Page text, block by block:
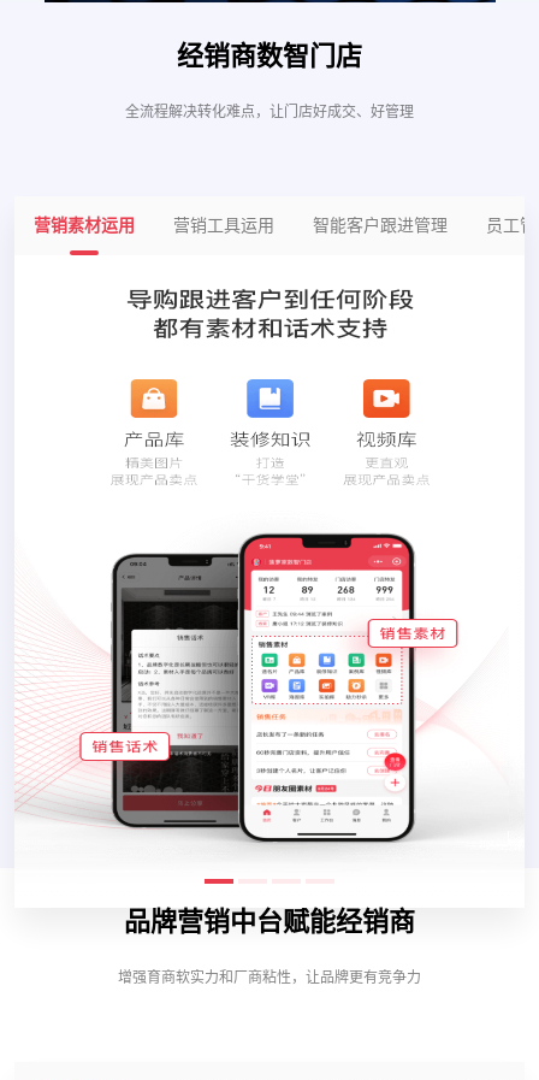
经销商数智门店
全流程解决转化难点，让门店好成交、好管理
营销素材运用 营销工具运用 智能客户跟进管理 员工
品牌营销中台赋能经销商
增强育商软实力和厂商粘性，让品牌更有竞争力